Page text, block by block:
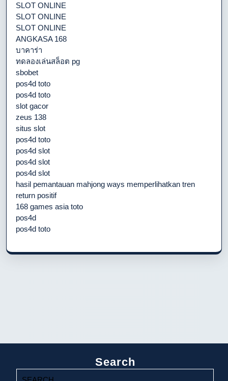
SLOT ONLINE
SLOT ONLINE
SLOT ONLINE
ANGKASA 168
บาคาร่า
ทดลองเล่นสล็อต pg
sbobet
pos4d toto
pos4d toto
slot gacor
zeus 138
situs slot
pos4d toto
pos4d slot
pos4d slot
pos4d slot
hasil pemantauan mahjong ways memperlihatkan tren
return positif
168 games asia toto
pos4d
pos4d toto
Search